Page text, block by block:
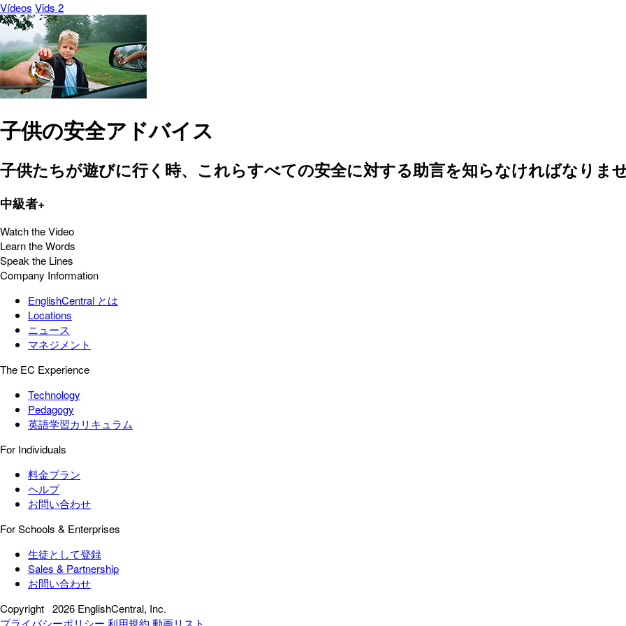
Vídeos Vids 2
子供の安全アドバイス
子供たちが遊びに行く時、これらすべての安全に対する助言を知らなければなりま
中級者+
Watch the Video
Learn the Words
Speak the Lines
Company Information
EnglishCentral とは
Locations
ニュース
マネジメント
The EC Experience
Technology
Pedagogy
英語学習カリキュラム
For Individuals
料金プラン
ヘルプ
お問い合わせ
For Schools & Enterprises
生徒として登録
Sales & Partnership
お問い合わせ
Copyright 2026 EnglishCentral, Inc.